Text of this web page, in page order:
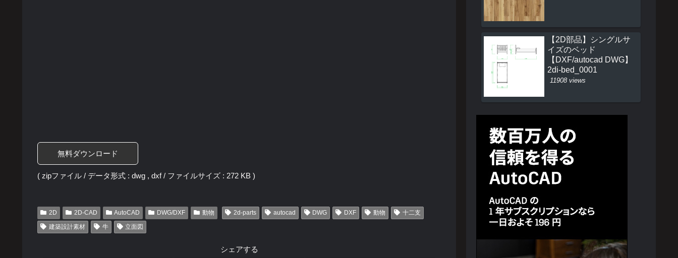
無料ダウンロード
( zipファイル / データ形式 : dwg , dxf / ファイルサイズ : 272 KB )
2D 2D-CAD AutoCAD DWG/DXF 動物 2d-parts autocad DWG DXF 動物
十二支
建築設計素材
牛 立面図
シェアする
【2D部品】シングルサ
イズのベッド
【DXF/autocad DWG】
2di-bed_0001
11908 views